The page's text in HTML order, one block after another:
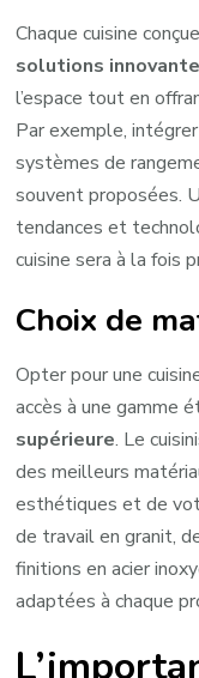
Chaque cuisine
solutions
l’espace tout en
Par exemple,
systèmes de
souvent proposées.
tendances et
cuisine sera à la fois
Choix de
Opter pour une
accès à une gamme
supérieure. Le
des meilleurs
esthétiques et de
de travail en granit,
finitions en acier
adaptées à chaque